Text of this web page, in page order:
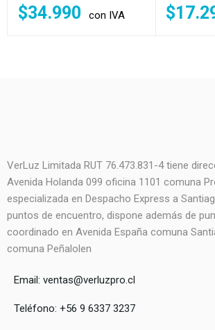
Cálida Garantía 1 Año
$34.990 con IVA $
VerLuz Limitada RUT 76.473.831-4 tiene
Avenida Holanda 099 oficina 1101 comuna
especializada en Despacho Express a
puntos de encuentro, dispone además de
coordinado en Avenida España comuna
comuna Peñalolen
Email: ventas@verluzpro.cl
Teléfono: +56 9 6337 3237